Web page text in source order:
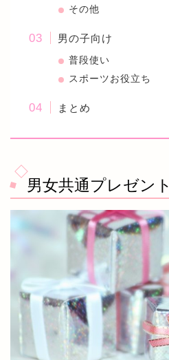
その他
男の子向け
普段使い
スポーツお役立ち
まとめ
男女共通プレゼント